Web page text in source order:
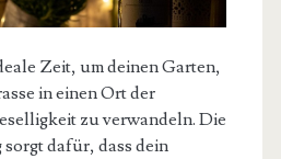
Zeit, um deinen Garten,
in einen Ort der
zu verwandeln. Die
dafür, dass dein